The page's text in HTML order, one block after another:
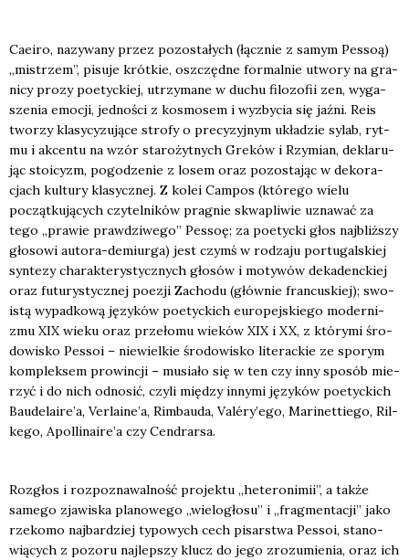
Caeiro, nazy­wa­ny przez pozo­sta­łych (łącz­nie z samym Pes­soą)
„mistrzem”, pisu­je krót­kie, oszczęd­ne for­mal­nie utwo­ry na gra­
ni­cy pro­zy poetyc­kiej, utrzy­ma­ne w duchu filo­zo­fii zen, wyga­
sze­nia emo­cji, jed­no­ści z kosmo­sem i wyzby­cia się jaź­ni. Reis
two­rzy kla­sy­cy­zu­ją­ce stro­fy o pre­cy­zyj­nym ukła­dzie sylab, ryt­
mu i akcen­tu na wzór sta­ro­żyt­nych Gre­ków i Rzy­mian, dekla­ru­
jąc sto­icyzm, pogo­dze­nie z losem oraz pozo­sta­jąc w deko­ra­
cjach kul­tu­ry kla­sycz­nej. Z kolei Cam­pos (któ­re­go wie­lu
począt­ku­ją­cych czy­tel­ni­ków pra­gnie skwa­pli­wie uzna­wać za
tego „pra­wie praw­dzi­we­go” Pes­soę; za poetyc­ki głos naj­bliż­szy
gło­so­wi auto­ra-demiur­ga) jest czymś w rodza­ju por­tu­gal­skiej
syn­te­zy cha­rak­te­ry­stycz­nych gło­sów i moty­wów deka­denc­kiej
oraz futu­ry­stycz­nej poezji Zacho­du (głów­nie fran­cu­skiej); swo­
istą wypad­ko­wą języ­ków poetyc­kich euro­pej­skie­go moder­ni­
zmu XIX wie­ku oraz prze­ło­mu wie­ków XIX i XX, z któ­ry­mi śro­
do­wi­sko Pes­soi – nie­wiel­kie śro­do­wi­sko lite­rac­kie ze spo­rym
kom­plek­sem pro­win­cji – musia­ło się w ten czy inny spo­sób mie­
rzyć i do nich odno­sić, czy­li mię­dzy inny­mi języ­ków poetyc­kich
Baudelaire’a, Verlaine’a, Rim­bau­da, Valéry’ego, Mari­net­tie­go, Ril­
ke­go, Apollinaire’a czy Cen­drar­sa.
Roz­głos i roz­po­zna­wal­ność pro­jek­tu „hete­ro­ni­mii”, a tak­że
same­go zja­wi­ska pla­no­we­go „wie­lo­gło­su” i „frag­men­ta­cji” jako
rze­ko­mo naj­bar­dziej typo­wych cech pisar­stwa Pes­soi, sta­no­
wią­cych z pozo­ru naj­lep­szy klucz do jego zro­zu­mie­nia, oraz ich